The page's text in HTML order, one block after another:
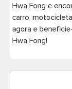
Hwa Fong e
carro,
agora e
Hwa Fong!